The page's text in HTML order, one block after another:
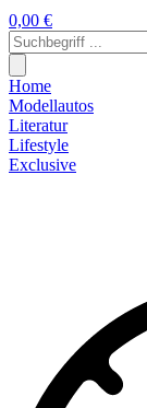
0,00 €
Home
Modellautos
Literatur
Lifestyle
Exclusive